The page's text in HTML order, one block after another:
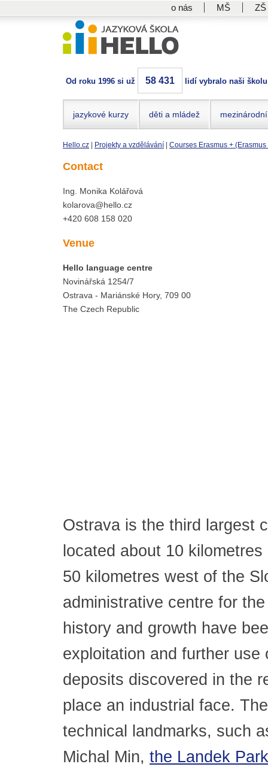
o nás MŠ ZŠ
Od roku 1996 si už 58 431 lidí vybralo naši
jazykové kurzy děti a mládež
Hello.cz Projekty a vzdělávání Courses Erasmus +
Contact
Ing. Monika Kolářová
kolarova@hello.cz
+420 608 158 020
Venue
Hello language centre
Novinářská 1254/7
Ostrava - Mariánské Hory, 709 00
The Czech Republic
Ostrava is the third largest
located about 10
50 kilometres west of the
administrative centre for
history and growth have
exploitation and further
deposits discovered in the
place an industrial face.
technical landmarks, such
Michal Min, the Landek